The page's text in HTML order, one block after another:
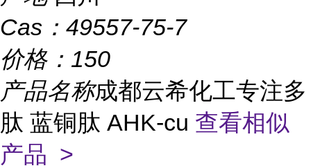
Cas： 49557-75-7
价格： 150
产品名称成都云希化工专注多
肽 蓝铜肽 AHK-cu 查看相似
产品 >